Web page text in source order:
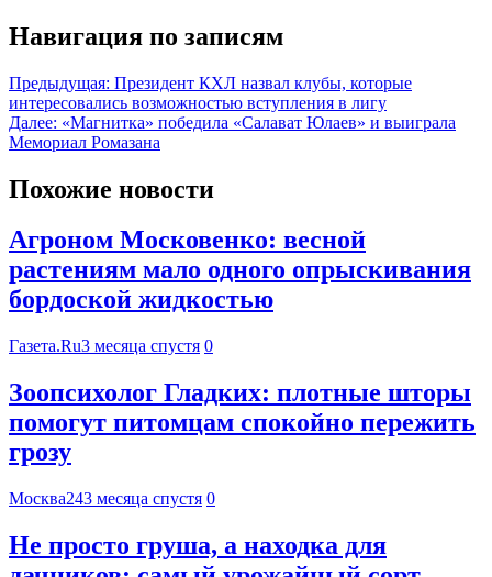
Навигация по записям
Предыдущая: Президент КХЛ назвал клубы, которые
интересовались возможностью вступления в лигу
Далее: «Магнитка» победила «Салават Юлаев» и выиграла
Мемориал Ромазана
Похожие новости
Агроном Московенко: весной
растениям мало одного опрыскивания
бордоской жидкостью
Газета.Ru3 месяца спустя 0
Зоопсихолог Гладких: плотные шторы
помогут питомцам спокойно пережить
грозу
Москва243 месяца спустя 0
Не просто груша, а находка для